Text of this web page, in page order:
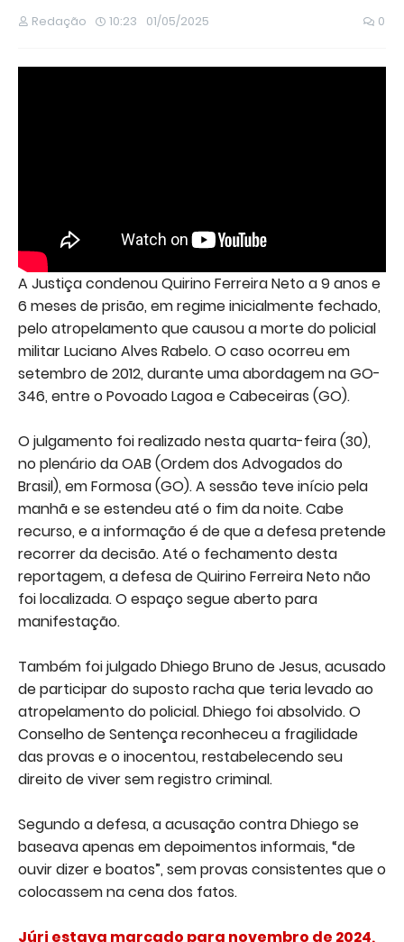
Redação 10:23 01/05/2025 0
A Justiça condenou Quirino Ferreira Neto a 9 anos e
6 meses de prisão, em regime inicialmente fechado,
pelo atropelamento que causou a morte do policial
militar Luciano Alves Rabelo. O caso ocorreu em
setembro de 2012, durante uma abordagem na GO-
346, entre o Povoado Lagoa e Cabeceiras (GO).
O julgamento foi realizado nesta quarta-feira (30),
no plenário da OAB (Ordem dos Advogados do
Brasil), em Formosa (GO). A sessão teve início pela
manhã e se estendeu até o fim da noite. Cabe
recurso, e a informação é de que a defesa pretende
recorrer da decisão. Até o fechamento desta
reportagem, a defesa de Quirino Ferreira Neto não
foi localizada. O espaço segue aberto para
manifestação.
Também foi julgado Dhiego Bruno de Jesus, acusado
de participar do suposto racha que teria levado ao
atropelamento do policial. Dhiego foi absolvido. O
Conselho de Sentença reconheceu a fragilidade
das provas e o inocentou, restabelecendo seu
direito de viver sem registro criminal.
Segundo a defesa, a acusação contra Dhiego se
baseava apenas em depoimentos informais, “de
ouvir dizer e boatos”, sem provas consistentes que o
colocassem na cena dos fatos.
Júri estava marcado para novembro de 2024,